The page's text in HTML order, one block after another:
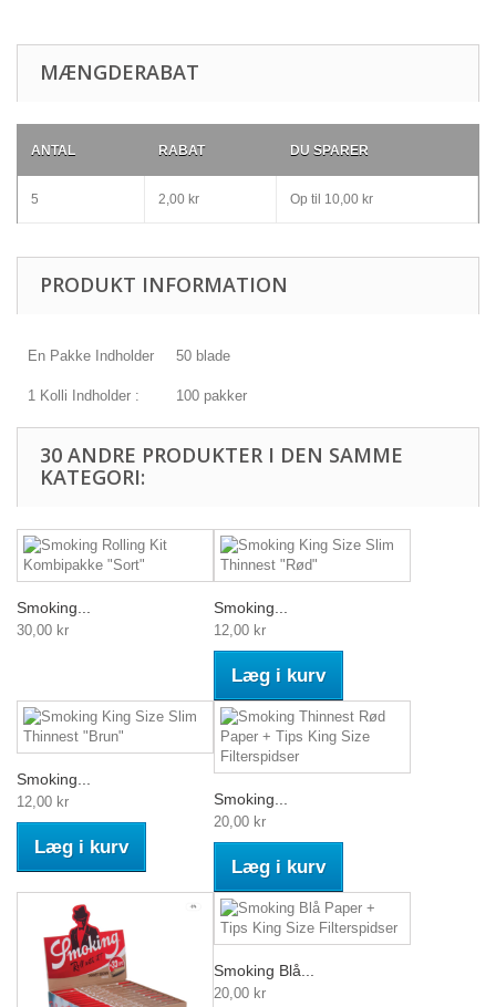
MÆNGDERABAT
ANTAL RABAT DU SPARER
5 2,00 kr Op til 10,00 kr
PRODUKT INFORMATION
En Pakke Indholder 50 blade
1 Kolli Indholder : 100 pakker
30 ANDRE PRODUKTER I DEN SAMME
KATEGORI:
Smoking...
30,00 kr
Smoking...
12,00 kr
Læg i kurv
Smoking...
12,00 kr
Læg i kurv
Smoking...
20,00 kr
Læg i kurv
Smoking Blå...
20,00 kr